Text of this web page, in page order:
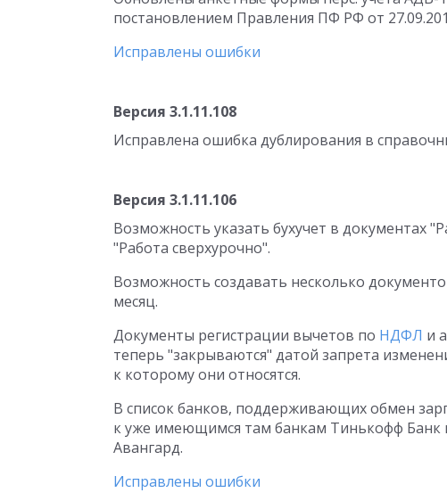
постановлением Правления ПФ РФ от
Исправлены ошибки
Версия 3.1.11.108
Исправлена ошибка дублирования в
Версия 3.1.11.106
Возможность указать бухучет в документах
"Работа сверхурочно".
Возможность создавать несколько
месяц.
Документы регистрации вычетов по НДФЛ и
теперь "закрываются" датой запрета
к которому они относятся.
В список банков, поддерживающих обмен
к уже имеющимся там банкам Тинькофф Банк
Авангард.
Исправлены ошибки